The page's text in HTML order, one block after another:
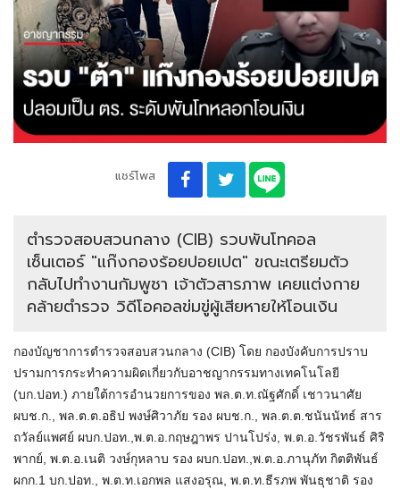
แชร์โพส
ตำรวจสอบสวนกลาง (CIB) รวบพันโทคอล
เซ็นเตอร์ "แก๊งกองร้อยปอยเปต" ขณะเตรียมตัว
กลับไปทำงานกัมพูชา เจ้าตัวสารภาพ เคยแต่งกาย
คล้ายตำรวจ วิดีโอคอลข่มขู่ผู้เสียหายให้โอนเงิน
กองบัญชาการตำรวจสอบสวนกลาง (CIB) โดย กองบังคับการปราบ
ปรามการกระทำความผิดเกี่ยวกับอาชญากรรมทางเทคโนโลยี
(บก.ปอท.) ภายใต้การอำนวยการของ พล.ต.ท.ณัฐศักดิ์ เชาวนาศัย
ผบช.ก., พล.ต.ต.อธิป พงษ์ศิวาภัย รอง ผบช.ก., พล.ต.ต.ชนันนัทธ์ สาร
ถวัลย์แพศย์ ผบก.ปอท.,พ.ต.อ.กฤษฎาพร ปานโปร่ง, พ.ต.อ.วัชรพันธ์ ศิริ
พากย์, พ.ต.อ.เนติ วงษ์กุหลาบ รอง ผบก.ปอท.,พ.ต.อ.ภานุภัท กิตติพันธ์
ผกก.1 บก.ปอท., พ.ต.ท.เอกพล แสงอรุณ, พ.ต.ท.ธีรภพ พันธุชาติ รอง